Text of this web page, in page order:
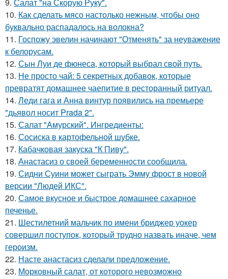
10. Как сделать мясо настолько нежным, чтобы оно
буквально распадалось на волокна?
11. Госпожу эвелин начинают "Отменять" за неуважение
к белорусам.
12. Сын Луи де фюнеса, который выбрал свой путь.
13. Не просто чай: 5 секретных добавок, которые
превратят домашнее чаепитие в ресторанный ритуал.
14. Леди гага и Анна винтур появились на премьере
"дьявол носит Prada 2".
15. Салат "Амурский". Ингредиенты:
16. Сосиска в картофельной шубке.
17. Кабачковая закуска "К Пиву".
18. Анастасиз о своей беременности сообщила.
19. Сидни Суини может сыграть Эмму фрост в новой
версии "Людей ИКС".
20. Самое вкусное и быстрое домашнее сахарное
печенье.
21. Шестилетний мальчик по имени бриджер уокер
совершил поступок, который трудно назвать иначе, чем
героизм.
22. Насте анастасиз сделали предложение.
23. Морковный салат, от которого невозможно